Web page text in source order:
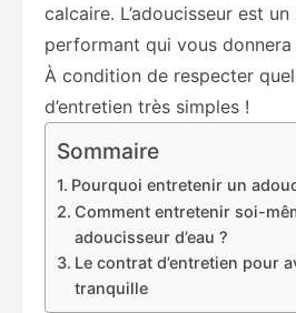
calcaire. L’adoucisseur est
performant qui vous
À condition de respecter
d’entretien très simples !
Sommaire
Pourquoi entretenir un
Comment entretenir soi-
adoucisseur d’eau ?
Le contrat d’entretien pour
tranquille